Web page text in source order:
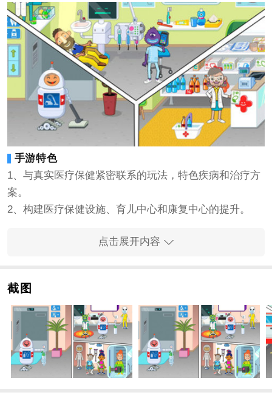
手游特色
1、与真实医疗保健紧密联系的玩法，特色疾病和治疗方
案。
2、构建医疗保健设施、育儿中心和康复中心的提升。
等都可供玩家建设。
3、每个设施都拥有丰富的功能，包括新手指导、病例收
集、治疗方案和患者咨询等。
手游亮点
1、独特的教学模式，可帮助玩家学习医学知识。
2、各种各样有趣的活动和挑战等待着玩家去完成。
点击展开内容
截图